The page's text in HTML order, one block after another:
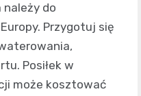
należy do
Przygotuj się
Posiłek w
może kosztować